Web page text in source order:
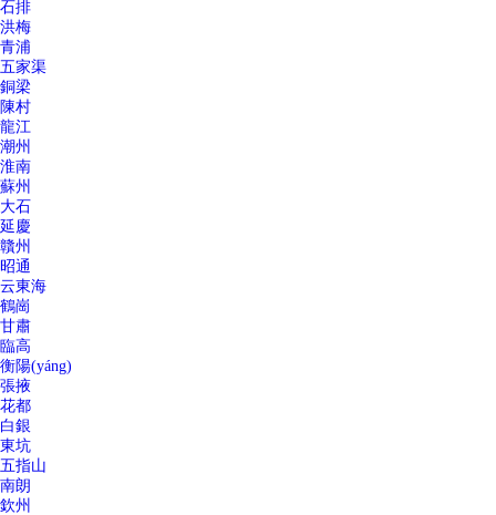
石排
洪梅
青浦
五家渠
銅梁
陳村
龍江
潮州
淮南
蘇州
大石
延慶
贛州
昭通
云東海
鶴崗
甘肅
臨高
衡陽(yáng)
張掖
花都
白銀
東坑
五指山
南朗
欽州